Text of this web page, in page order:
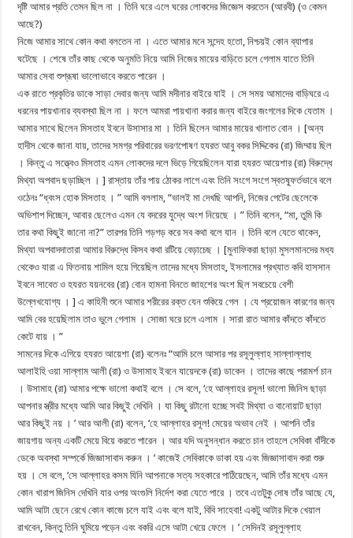
দৃষ্টি আমার প্রতি তেমন ছিল না । তিনি ঘরে এলে ঘরের লোকদের জিজ্ঞেস করতেন (আরবী) (ও কেমন
আছে?)
নিজে আমার সাথে কোন কথা বলতেন না । এতে আমার মনে সন্দেহ হতো, নিশ্চয়ই কোন ব্যাপার
ঘটেছে । শেষে তাঁর কাছ থেকে অনুমতি নিয়ে আমি নিজের মায়ের বাড়িতে চলে গেলাম যাতে তিনি
আমার সেবা শুশ্রূষা ভালোভাবে করতে পারেন ।
এক রাতে প্রকৃতির ডাকে সাড়া দেবার জন্য আমি মদীনার বাইরে যাই । সে সময় আমাদের বাড়িঘরে এ
ধরনের পায়খানার ব্যবস্থা ছিল না । ফলে আমরা পায়খানা করার জন্য বাইরে জংগলের দিকে যেতাম ।
আমার সাথে ছিলেন মিসতাহ ইবনে উসাসার মা । তিনি ছিলেন আমার মায়ের খালাত বোন । [অন্য
হাদীস থেকে জানা যায়, তাদের সমগ্র পরিবারের ভরণপোষণ হযরত আবু বকর সিদ্দিকের (রা) জিম্মায় ছিল
। কিন্তু এ সত্ত্বেও মিসতাহ এমন লোকদের দলে ভিড়ে গিয়েছিলেন যারা হযরত আয়েশার (রা) বিরুদ্ধে
মিথ্যা অপবাদ ছড়াচ্ছিল । ] রাস্তায় তাঁর পায় ঠোকর লাগে এবং তিনি সংগে সংগে স্বতষ্ফূর্তভাবে বলে
ওঠেনঃ “ধ্বংস হোক মিসতাহ । ” আমি বললাম, “ভালই মা দেখছি আপনি, নিজের পেটের ছেলেকে
অভিশাপ দিচ্ছেন, আবার ছেলেও এমন যে বদরের যুদ্ধে অংশ নিয়েছে । ” তিনি বলেন, “মা, তুমি কি
তার কথা কিছুই জানো না?” তারপর তিনি গড়গড় করে সব কথা বলে যান । তিনি বলে যেতে থাকেন,
মিথ্যা অপবাদদাতারা আমার বিরুদ্ধে কিসব কথা রটিয়ে বেড়াচেছ । [মুনাফিকরা ছাড়া মুসলমানদের মধ্য
থেকেও যারা এ ফিতনায় শামিল হয়ে গিয়েছিল তাদের মধ্যে মিসতাহ, ইসলামের প্রখ্যাত কবি হাসসান
ইবনে সাবেত ও হযরত যয়নবের (রা) বোন হামনা বিনতে জাহশের অংশ ছিল সবচেয়ে বেশী
উল্লেখযোগ্য । ] এ কাহিনী শুনে আমার শরীরের রক্ত যেন শুকিয়ে গেল । যে প্রয়োজন কারণের জন্য
আমি বের হয়েছিলাম তাও ভুলে গেলাম । সোজা ঘরে চলে এলাম । সারা রাত আমার কাঁদতে কাঁদতে
কেটে যায় । ”
সামনের দিকে এগিয়ে হযরত আয়েশা (রা) বলেনঃ “আমি চলে আসার পর রসূলুল্লাহ সাল্লাল্লাহু
আলাইহি ওয়া সাল্লাম আলী (রা) ও উসামাহ ইবনে যায়েদকে (রা) ডাকেন । তাদের কাছে পরামর্শ চান
। উসামাহ (রা) আমার পক্ষে ভালো কথাই বলে । সে বলে, ‘হে আল্লাহর রসূল! ভালো জিনিস ছাড়া
আপনার স্ত্রীর মধ্যে আমি আর কিছুই দেখিনি । যা কিছু রটানো হচ্ছে সবই মিথ্যা ও বানোয়াট ছাড়া
আর কিছুই নয় । ’ আর আলী (রা) বলেন, ‘হে আল্লাহর রসূল! মেয়ের অভাব নেই । আপনি তাঁর
জায়গায় অন্য একটি মেয়ে বিয়ে করতে পারেন । আর যদি অনুসন্ধান করতে চান তাহলে সেবিকা বাঁদীকে
ডেকে অবস্থা সম্পর্কে জিজ্ঞাসাবাদ করুন । ’ কাজেই সেবিকাকে ডাকা হয় এবং জিজ্ঞাসাবাদ করা শুরু
হয় । সে বলে, ‘সে আল্লাহর কসম যিনি আপনাকে সত্য সহকারে পাঠিয়েছেন, আমি তাঁর মধ্যে এমন
কোন খারাপ জিনিস দেখিনি যার ওপর অংগুলি নির্দেশ করা যেতে পারে । তবে এতটুকু দোষ তাঁর আছে যে,
আমি আটা ছেনে রেখে কোন কাজে চলে যাই এবং বলে যাই, বিবি সাহেবা! একটু আটার দিকে খেয়াল
রাখবেন, কিন্তু তিনি ঘুমিয়ে পড়েন এবং বকরি এসে আটা খেয়ে ফেলে । ’ সেদিনই রসূলুল্লাহ